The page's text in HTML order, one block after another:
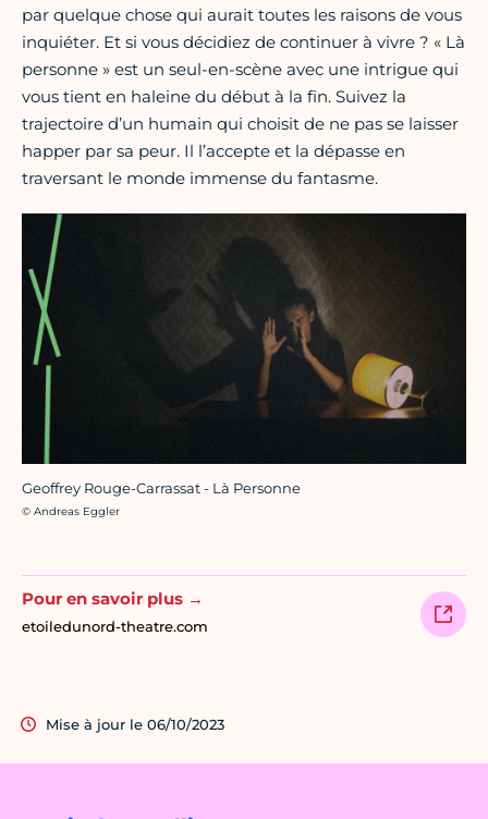
par quelque chose qui aurait toutes les raisons de vous
inquiéter. Et si vous décidiez de continuer à vivre ? « Là
personne » est un seul-en-scène avec une intrigue qui
vous tient en haleine du début à la fin. Suivez la
trajectoire d’un humain qui choisit de ne pas se laisser
happer par sa peur. Il l’accepte et la dépasse en
traversant le monde immense du fantasme.
Geoffrey Rouge-Carrassat - Là Personne
Crédit photo :
© Andreas Eggler
Pour en savoir plus →
etoiledunord-theatre.com
Mise à jour le 06/10/2023